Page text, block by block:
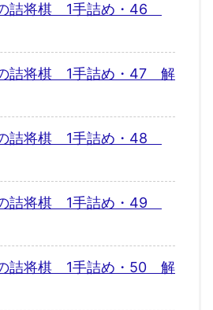
詰将棋 1手詰め・46
詰将棋 1手詰め・47 解
詰将棋 1手詰め・48
詰将棋 1手詰め・49
詰将棋 1手詰め・50 解